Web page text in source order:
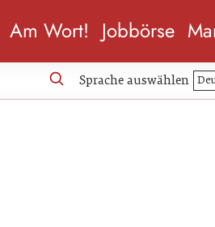
Am Wort! Jobbörse
Sprache auswählen